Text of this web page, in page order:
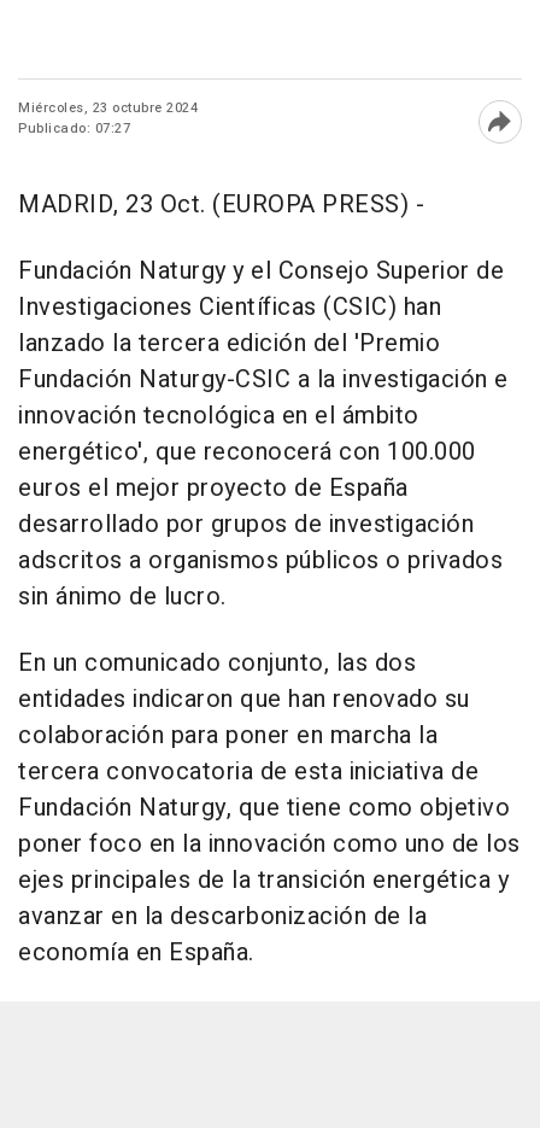
Miércoles, 23 octubre 2024
Publicado: 07:27
MADRID, 23 Oct. (EUROPA PRESS) -
Fundación Naturgy y el Consejo Superior de
Investigaciones Científicas (CSIC) han
lanzado la tercera edición del 'Premio
Fundación Naturgy-CSIC a la investigación e
innovación tecnológica en el ámbito
energético', que reconocerá con 100.000
euros el mejor proyecto de España
desarrollado por grupos de investigación
adscritos a organismos públicos o privados
sin ánimo de lucro.
En un comunicado conjunto, las dos
entidades indicaron que han renovado su
colaboración para poner en marcha la
tercera convocatoria de esta iniciativa de
Fundación Naturgy, que tiene como objetivo
poner foco en la innovación como uno de los
ejes principales de la transición energética y
avanzar en la descarbonización de la
economía en España.